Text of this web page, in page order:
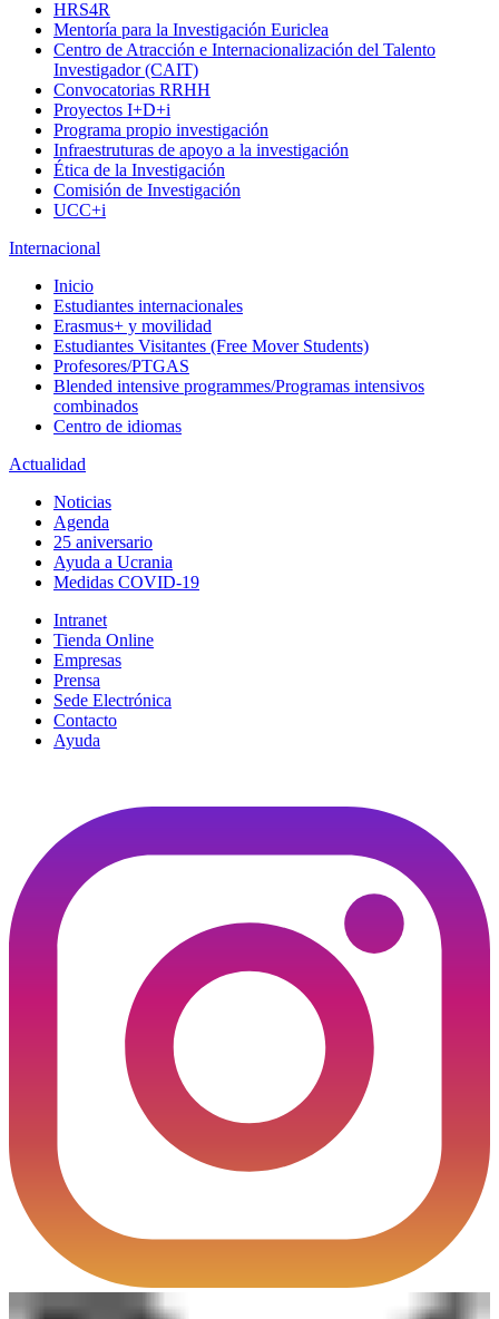
HRS4R
Mentoría para la Investigación Euriclea
Centro de Atracción e Internacionalización del Talento
Investigador (CAIT)
Convocatorias RRHH
Proyectos I+D+i
Programa propio investigación
Infraestruturas de apoyo a la investigación
Ética de la Investigación
Comisión de Investigación
UCC+i
Internacional
Inicio
Estudiantes internacionales
Erasmus+ y movilidad
Estudiantes Visitantes (Free Mover Students)
Profesores/PTGAS
Blended intensive programmes/Programas intensivos
combinados
Centro de idiomas
Actualidad
Noticias
Agenda
25 aniversario
Ayuda a Ucrania
Medidas COVID-19
Intranet
Tienda Online
Empresas
Prensa
Sede Electrónica
Contacto
Ayuda